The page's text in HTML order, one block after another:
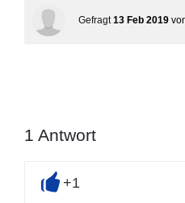
Gefragt 13 Feb 2019
1 Antwort
+1